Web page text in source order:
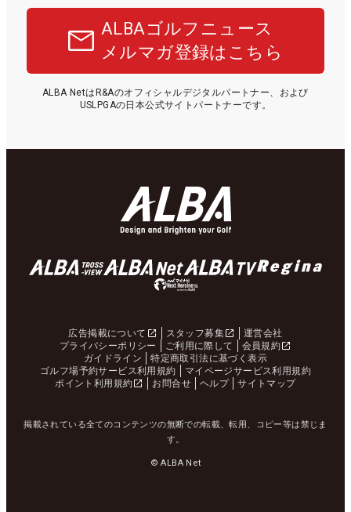
ALBAゴルフニュース
メルマガ登録はこちら
ALBA NetはR&Aのオフィシャルデジタルパートナー、および
USLPGAの日本公式サイトパートナーです。
広告掲載について スタッフ募集
運営会社
プライバシーポリシー
ご利用に際して
会員規約
ガイドライン
特定商取引法に基づく表示
ゴルフ場予約サービス利用規約
マイページサービス利用規約
ポイント利用規約
お問合せ ヘルプ サイトマップ
掲載されている全てのコンテンツの無断での転載、転用、コピー等は禁じま
す。
© ALBA Net